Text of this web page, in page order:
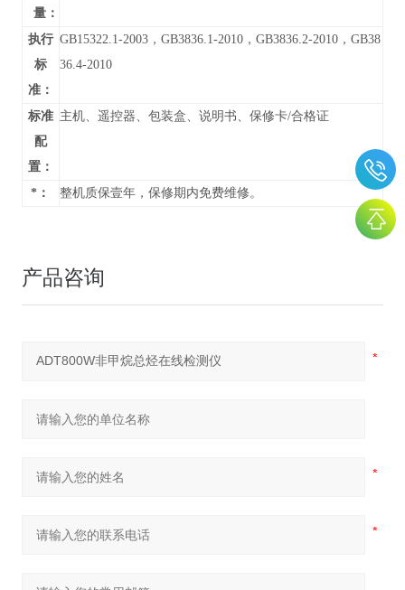
量：
执行
标
准：
GB15322.1-2003，GB3836.1-2010，GB3836.2-2010，GB38
36.4-2010
标准
配
置：
主机、遥控器、包装盒、说明书、保修卡/合格证
*： 整机质保壹年，保修期内免费维修。
产品咨询